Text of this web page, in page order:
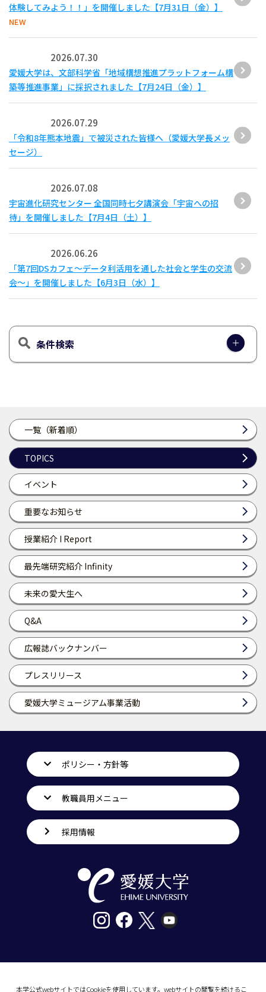
一覧（新着順）
TOPICS
イベント
重要なお知らせ
授業紹介 I Report
最先端研究紹介 Infinity
未来の愛大生へ
Q&A
広報誌バックナンバー
プレスリリース
愛媛大学ミュージアム事業活動
体験してみよう！！」を開催しました【7月31日（金）】
NEW
2026.07.30
愛媛大学は、文部科学省「地域構想推進プラットフォーム構
築等推進事業」に採択されました【7月24日（金）】
2026.07.29
「令和8年熊本地震」で被災された皆様へ（愛媛大学長メッ
セージ）
2026.07.08
宇宙進化研究センター 全国同時七夕講演会「宇宙への招
待」を開催しました【7月4日（土）】
2026.06.26
「第7回DSカフェ〜データ利活用を通した社会と学生の交流
会〜」を開催しました【6月3日（水）】
条件検索
本学公式webサイトではCookieを使用しています。webサイトの閲覧を続けるこ
ポリシー・方針等
教職員用メニュー
採用情報